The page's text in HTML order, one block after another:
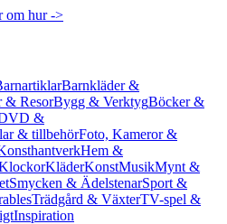
om hur ->
Barnkläder &
& ResorBygg & VerktygBöcker &
&
& tillbehörFoto, Kameror &
Hem &
KläderKonstMusikMynt &
Smycken & ÄdelstenarSport &
Trädgård & VäxterTV-spel &
Inspiration